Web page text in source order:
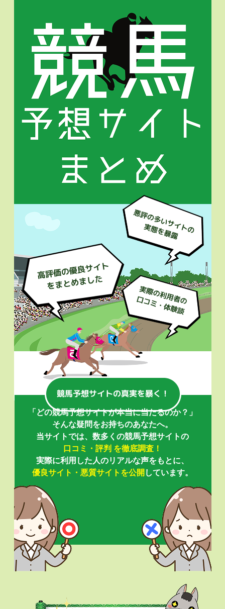
「どの競馬予想サイトが本当に当たるのか？」
そんな疑問をお持ちのあなたへ。
当サイトでは、数多くの競馬予想サイトの
口コミ・評判 を徹底調査！
実際に利用した人のリアルな声をもとに、
優良サイト・悪質サイトを公開しています。